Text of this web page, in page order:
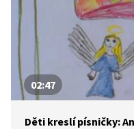
02:47
Děti kreslí písničky: